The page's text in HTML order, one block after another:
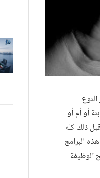
أو أم أو
ذلك كله
البرامج
الوظيفة